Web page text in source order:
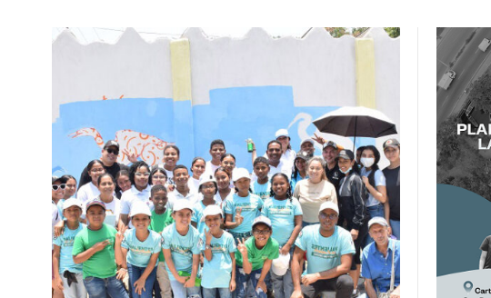
1er Festival de Culturas Barriales